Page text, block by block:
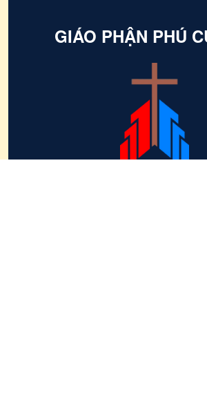
GIÁO PHẬN PHÚ